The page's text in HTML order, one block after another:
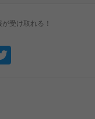
受け取れる！